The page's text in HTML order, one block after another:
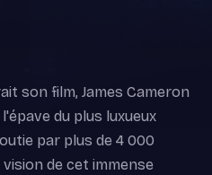
son film, James Cameron
du plus luxueux
par plus de 4 000
de cet immense